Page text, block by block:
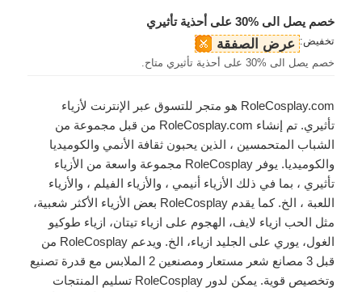
خصم يصل الى %30 على أحذية تأثيري
تخفيض: عرض الصفقة
خصم يصل الى %30 على أحذية تأثيري متاح.
RoleCosplay.com هو متجر للتسوق عبر الإنترنت لأزياء
تأثيري. تم إنشاء RoleCosplay.com من قبل مجموعة من
الشباب المتحمسين ، الذين يحبون ثقافة الأنمي والكوميديا
والكوميديا. يوفر RoleCosplay مجموعة واسعة من الأزياء
تأثيري ، بما في ذلك الأزياء أنيمي ، والأزياء الفيلم ، والأزياء
اللعبة ، الخ. كما يقدم RoleCosplay بعض الأزياء الأكثر شعبية،
مثل الحب ازياء لايف، الهجوم على ازياء تيتان، ازياء طوكيو
الغول، يوري على الجليد ازياء، الخ. ويدعم RoleCosplay من
قبل 3 مصانع شعر مستعار ومصنعين 2 الملابس مع قدرة تصنيع
وتخصيص قوية. يمكن لدور RoleCosplay تسليم المنتجات